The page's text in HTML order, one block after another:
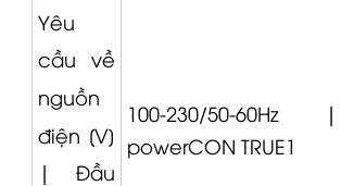
Yêu
cầu về
nguồn
điện [V]
| Đầu
100-230/50-
powerCON TRUE1